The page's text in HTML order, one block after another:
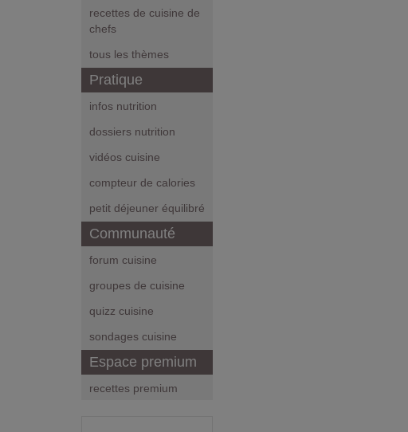
recettes de cuisine de
chefs
tous les thèmes
Pratique
infos nutrition
dossiers nutrition
vidéos cuisine
compteur de calories
petit déjeuner équilibré
Communauté
forum cuisine
groupes de cuisine
quizz cuisine
sondages cuisine
Espace premium
recettes premium